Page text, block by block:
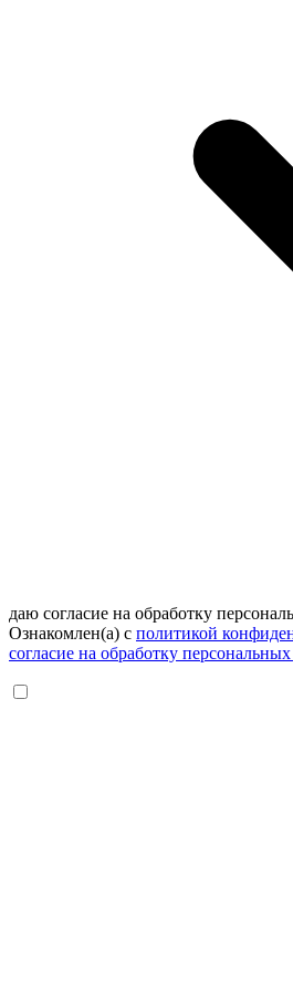
даю согласие на обработку
Ознакомлен(а) с политикой
согласие на обработку